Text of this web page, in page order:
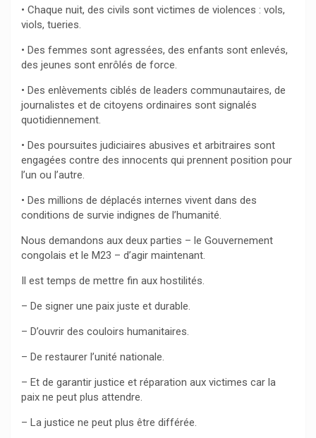
• Chaque nuit, des civils sont victimes de violences : vols,
viols, tueries.
• Des femmes sont agressées, des enfants sont enlevés,
des jeunes sont enrôlés de force.
• Des enlèvements ciblés de leaders communautaires, de
journalistes et de citoyens ordinaires sont signalés
quotidiennement.
• Des poursuites judiciaires abusives et arbitraires sont
engagées contre des innocents qui prennent position pour
l’un ou l’autre.
• Des millions de déplacés internes vivent dans des
conditions de survie indignes de l’humanité.
Nous demandons aux deux parties – le Gouvernement
congolais et le M23 – d’agir maintenant.
Il est temps de mettre fin aux hostilités.
– De signer une paix juste et durable.
– D’ouvrir des couloirs humanitaires.
– De restaurer l’unité nationale.
– Et de garantir justice et réparation aux victimes car la
paix ne peut plus attendre.
– La justice ne peut plus être différée.